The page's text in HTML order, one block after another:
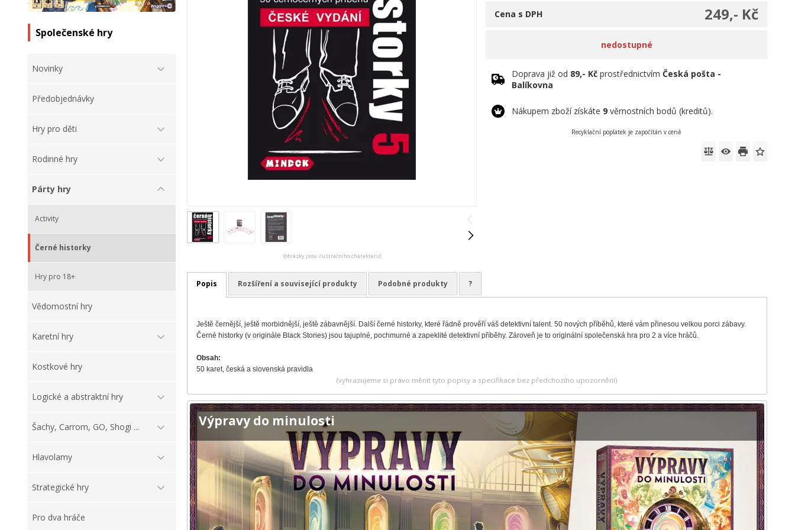
Společenské hry
Novinky
Předobjednávky
Hry pro děti
Rodinné hry
Párty hry
Activity
Černé historky
Hry pro 18+
Vědomostní hry
Karetní hry
Kostkové hry
Logické a abstraktní hry
Šachy, Carrom, GO, Shogi ...
Hlavolamy
Strategické hry
Pro dva hráče
(obrázky jsou ilustračního charakteru)
249,- Kč
Cena s DPH
nedostupné
Doprava již od 89,- Kč prostřednictvímČeská pošta -
Balíkovna
Nákupem zboží získáte 9 věrnostních bodů (kreditů).
Recyklační poplatek je započítán v ceně
Popis Rozšíření a související produkty Podobné produkty ?
Ještě černější, ještě morbidnější, ještě zábavnější. Další černé historky, které řádně prověří váš detektivní talent. 50 nových příběhů, které vám přinesou velkou porci zábavy.
Černé historky (v originále Black Stories) jsou tajuplné, pochmurné a zapeklité detektivní příběhy. Zároveň je to originální společenská hra pro 2 a více hráčů.
Obsah:
50 karet, česká a slovenská pravidla
(vyhrazujeme si právo měnit tyto popisy a specifikace bez předchozího upozornění)
Výpravy do minulosti